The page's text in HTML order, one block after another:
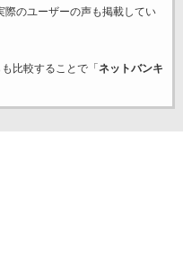
際のユーザーの声も掲載してい
比較することで「 ネットバンキ